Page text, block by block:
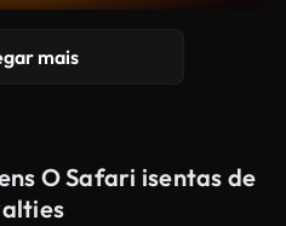
mais
O Safari isentas de